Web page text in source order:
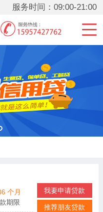
服务时间：09:00-21:00
个月
期限
我要申请贷款
推荐朋友贷款